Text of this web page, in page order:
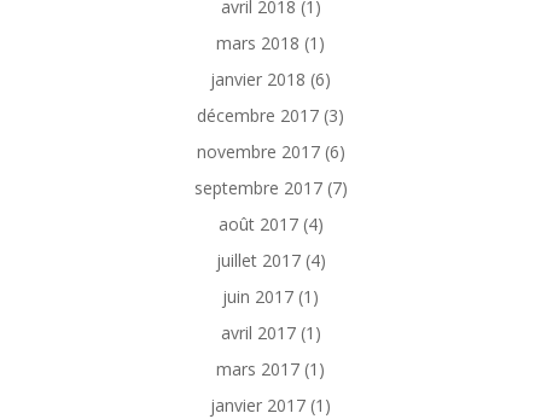
avril 2018 (1)
mars 2018 (1)
janvier 2018 (6)
décembre 2017 (3)
novembre 2017(6)
septembre 2017(7)
août 2017(4)
juillet 2017(4)
juin 2017 (1)
avril 2017(1)
mars 2017 (1)
janvier 2017 (1)